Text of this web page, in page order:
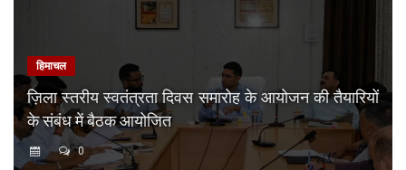
हिमाचल
ज़िला स्तरीय स्वतंत्रता दिवस समारोह के आयोजन की तैयारियों
के संबंध में बैठक आयोजित
0